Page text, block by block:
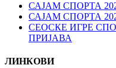
САЈАМ СПОРТА
САЈАМ СПОРТА
СЕОСКЕ ИГРЕ
ПРИЈАВА
ЛИНКОВИ